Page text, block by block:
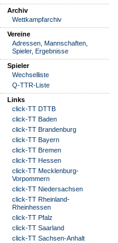
Archiv
Wettkampfarchiv
Vereine
Adressen, Mannschaften,
Spieler, Ergebnisse
Spieler
Wechselliste
Q-TTR-Liste
Links
click-TT DTTB
click-TT Baden
click-TT Brandenburg
click-TT Bayern
click-TT Bremen
click-TT Hessen
click-TT Mecklenburg-
Vorpommern
click-TT Niedersachsen
click-TT Rheinland-
Rheinhessen
click-TT Pfalz
click-TT Saarland
click-TT Sachsen-Anhalt